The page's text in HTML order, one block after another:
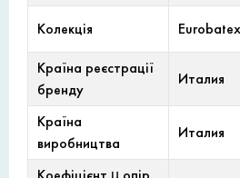
Колекція
Країна реєстрації
бренду
Италия
Країна
виробництва
Италия